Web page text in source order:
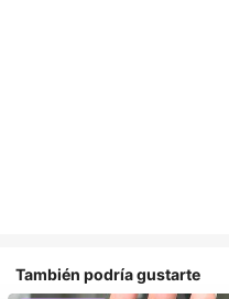
También podría gustarte